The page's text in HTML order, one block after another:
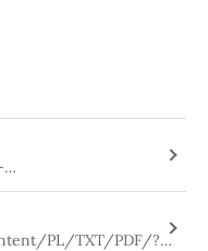
PL/TXT/PDF/?